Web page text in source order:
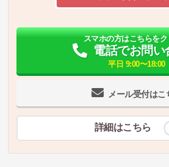
メール受付はこ
スマホの方はこちらをク
電話でお問い
平日 9:00〜18:00
詳細はこちら